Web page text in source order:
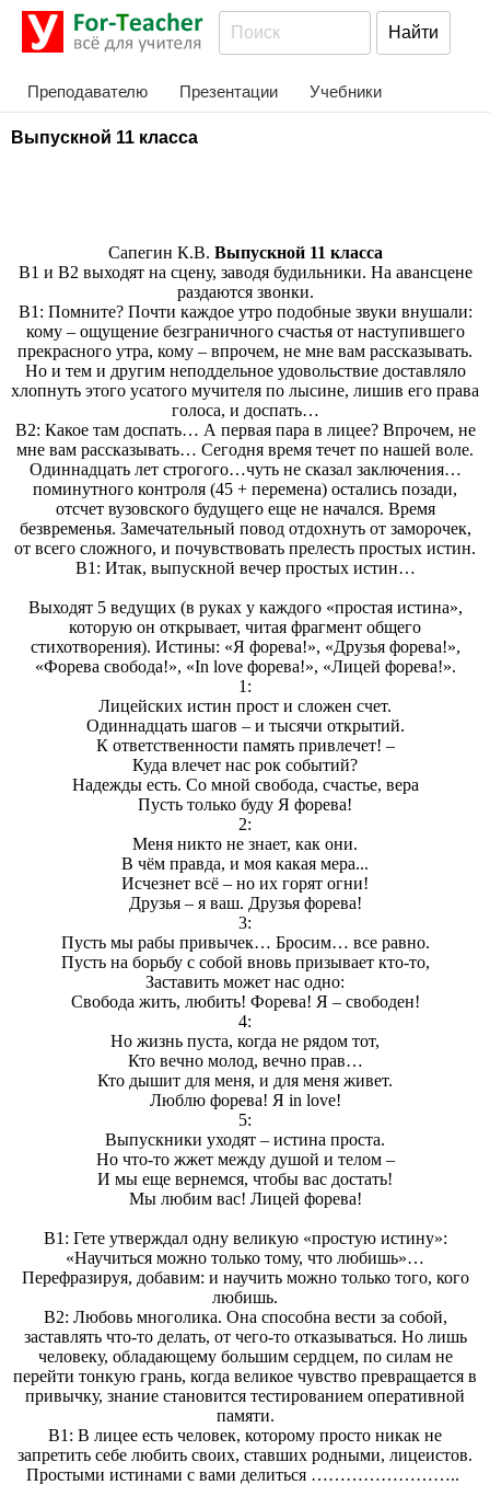
Преподавателю Презентации Учебники
Выпускной 11 класса
Сапегин К.В. Выпускной 11 класса
В1 и В2 выходят на сцену, заводя будильники. На авансцене
раздаются звонки.
В1: Помните? Почти каждое утро подобные звуки внушали:
кому – ощущение безграничного счастья от наступившего
прекрасного утра, кому – впрочем, не мне вам рассказывать.
Но и тем и другим неподдельное удовольствие доставляло
хлопнуть этого усатого мучителя по лысине, лишив его права
голоса, и доспать…
В2: Какое там доспать… А первая пара в лицее? Впрочем, не
мне вам рассказывать… Сегодня время течет по нашей воле.
Одиннадцать лет строгого…чуть не сказал заключения…
поминутного контроля (45 + перемена) остались позади,
отсчет вузовского будущего еще не начался. Время
безвременья. Замечательный повод отдохнуть от заморочек,
от всего сложного, и почувствовать прелесть простых истин.
В1: Итак, выпускной вечер простых истин…
Выходят 5 ведущих (в руках у каждого «простая истина»,
которую он открывает, читая фрагмент общего
стихотворения). Истины: «Я форева!», «Друзья форева!»,
«Форева свобода!», «In love форева!», «Лицей форева!».
1:
Лицейских истин прост и сложен счет.
Одиннадцать шагов – и тысячи открытий.
К ответственности память привлечет! –
Куда влечет нас рок событий?
Надежды есть. Со мной свобода, счастье, вера
Пусть только буду Я форева!
2:
Меня никто не знает, как они.
В чём правда, и моя какая мера...
Исчезнет всё – но их горят огни!
Друзья – я ваш. Друзья форева!
3:
Пусть мы рабы привычек… Бросим… все равно.
Пусть на борьбу с собой вновь призывает кто-то,
Заставить может нас одно:
Свобода жить, любить! Форева! Я – свободен!
4:
Но жизнь пуста, когда не рядом тот,
Кто вечно молод, вечно прав…
Кто дышит для меня, и для меня живет.
Люблю форева! Я in love!
5:
Выпускники уходят – истина проста.
Но что-то жжет между душой и телом –
И мы еще вернемся, чтобы вас достать!
Мы любим вас! Лицей форева!
В1: Гете утверждал одну великую «простую истину»:
«Научиться можно только тому, что любишь»…
Перефразируя, добавим: и научить можно только того, кого
любишь.
В2: Любовь многолика. Она способна вести за собой,
заставлять что-то делать, от чего-то отказываться. Но лишь
человеку, обладающему большим сердцем, по силам не
перейти тонкую грань, когда великое чувство превращается в
привычку, знание становится тестированием оперативной
памяти.
В1: В лицее есть человек, которому просто никак не
запретить себе любить своих, ставших родными, лицеистов.
Простыми истинами с вами делиться ……………………..